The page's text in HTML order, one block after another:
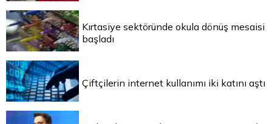
Kırtasiye sektöründe okula dönüş mesaisi
başladı
Çiftçilerin internet kullanımı iki katını aştı